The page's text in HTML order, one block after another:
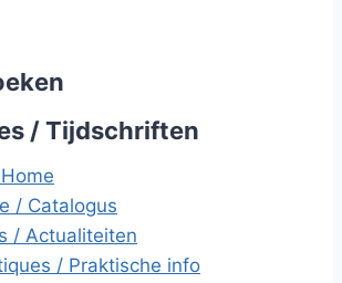
/ Tijdschriften
/ Catalogus
/ Actualiteiten
/ Praktische info